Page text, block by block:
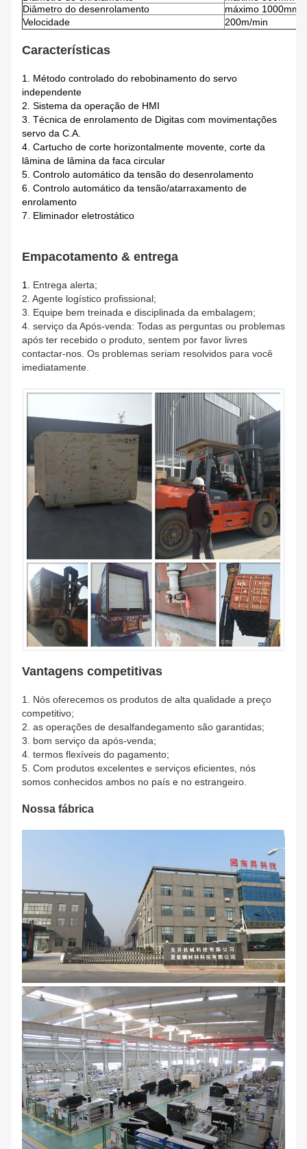
Diâmetro do desenrolamento
máximo 1000mm
Velocidade
200m/min
Características
1. Método controlado do rebobinamento do servo
independente
2. Sistema da operação de HMI
3. Técnica de enrolamento de Digitas com movimentações
servo da C.A.
4. Cartucho de corte horizontalmente movente, corte da
lâmina de lâmina da faca circular
5. Controlo automático da tensão do desenrolamento
6. Controlo automático da tensão/atarraxamento de
enrolamento
7. Eliminador eletrostático
Empacotamento & entrega
1. Entrega alerta;
2. Agente logístico profissional;
3. Equipe bem treinada e disciplinada da embalagem;
4. serviço da Após-venda: Todas as perguntas ou problemas
após ter recebido o produto, sentem por favor livres
contactar-nos. Os problemas seriam resolvidos para você
imediatamente.
Vantagens competitivas
1. Nós oferecemos os produtos de alta qualidade a preço
competitivo;
2. as operações de desalfandegamento são garantidas;
3. bom serviço da após-venda;
4. termos flexíveis do pagamento;
5. Com produtos excelentes e serviços eficientes, nós
somos conhecidos ambos no país e no estrangeiro.
Nossa fábrica